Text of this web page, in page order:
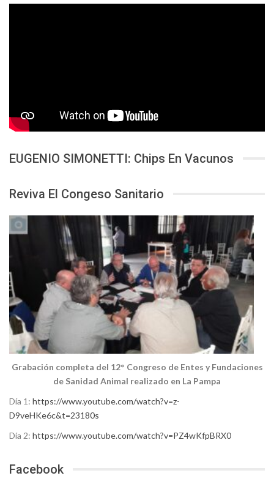
EUGENIO SIMONETTI: Chips En Vacunos
Reviva El Congeso Sanitario
Grabación completa del 12° Congreso de Entes y Fundaciones
de Sanidad Animal realizado en La Pampa
Día 1: https://www.youtube.com/watch?v=z-
D9veHKe6c&t=23180s
Día 2: https://www.youtube.com/watch?v=PZ4wKfpBRX0
Facebook